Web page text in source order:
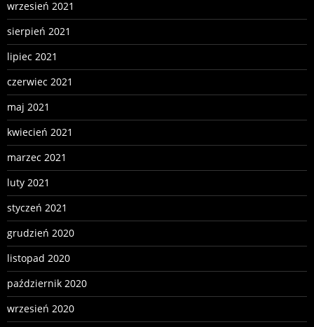
wrzesień 2021
sierpień 2021
lipiec 2021
czerwiec 2021
maj 2021
kwiecień 2021
marzec 2021
luty 2021
styczeń 2021
grudzień 2020
listopad 2020
październik 2020
wrzesień 2020